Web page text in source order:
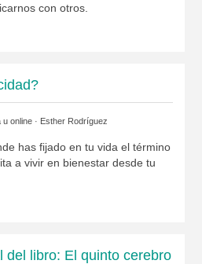
con otros.
online · Esther Rodríguez
has fijado en tu vida el término
a vivir en bienestar desde tu
del libro: El quinto cerebro